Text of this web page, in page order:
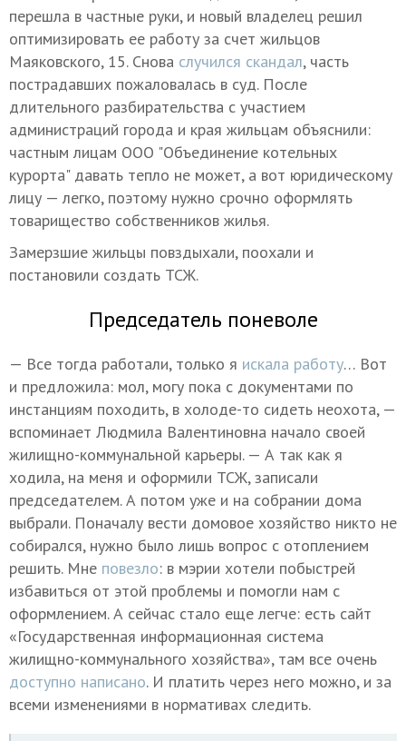
перешла в частные руки, и новый владелец решил
оптимизировать ее работу за счет жильцов
Маяковского, 15. Снова случился скандал, часть
пострадавших пожаловалась в суд. После
длительного разбирательства с участием
администраций города и края жильцам объяснили:
частным лицам ООО "Объединение котельных
курорта" давать тепло не может, а вот юридическому
лицу — легко, поэтому нужно срочно оформлять
товарищество собственников жилья.
Замерзшие жильцы повздыхали, поохали и
постановили создать ТСЖ.
Председатель поневоле
— Все тогда работали, только я искала работу… Вот
и предложила: мол, могу пока с документами по
инстанциям походить, в холоде-то сидеть неохота, —
вспоминает Людмила Валентиновна начало своей
жилищно-коммунальной карьеры. — А так как я
ходила, на меня и оформили ТСЖ, записали
председателем. А потом уже и на собрании дома
выбрали. Поначалу вести домовое хозяйство никто не
собирался, нужно было лишь вопрос с отоплением
решить. Мне повезло: в мэрии хотели побыстрей
избавиться от этой проблемы и помогли нам с
оформлением. А сейчас стало еще легче: есть сайт
«Государственная информационная система
жилищно-коммунального хозяйства», там все очень
доступно написано. И платить через него можно, и за
всеми изменениями в нормативах следить.